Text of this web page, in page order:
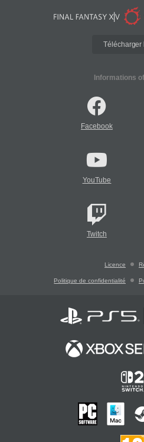
Télécharger
Informations
Facebook
YouTube
Twitch
Licence
Politique de confidentialité